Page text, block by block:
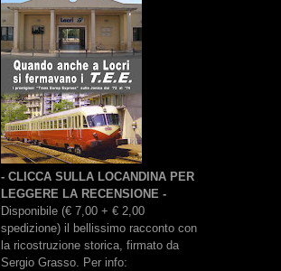
- CLICCA SULLA LOCANDINA PER
LEGGERE LA RECENSIONE -
Disponibile (€ 7,00 + € 2,00
spedizione) il bellissimo racconto con
la ricostruzione storica, firmato da
Sergio Grasso. Per info: